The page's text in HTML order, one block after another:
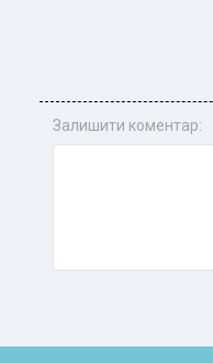
Залишити коментар: